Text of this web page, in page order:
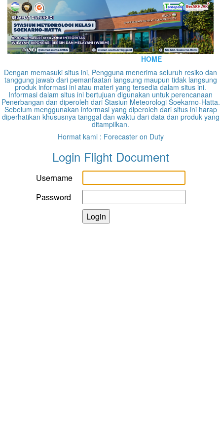
HOME
Dengan memasuki situs ini, Pengguna menerima seluruh resiko dan
tanggung jawab dari pemanfaatan langsung maupun tidak langsung
produk informasi ini atau materi yang tersedia dalam situs ini.
Informasi dalam situs ini bertujuan digunakan untuk perencanaan
Penerbangan dan diperoleh dari Stasiun Meteorologi Soekarno-Hatta.
Sebelum menggunakan informasi yang diperoleh dari situs ini harap
diperhatikan khususnya tanggal dan waktu dari data dan produk yang
ditampilkan.
Hormat kami : Forecaster on Duty
Login Flight Document
Username
Password